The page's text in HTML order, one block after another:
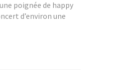
poignée de happy
d’environ une